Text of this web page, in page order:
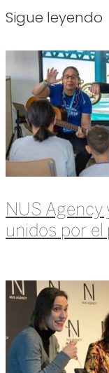
Sigue leyendo
NUS Agency
unidos por el